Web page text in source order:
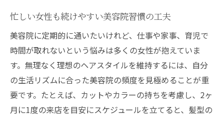
忙しい女性も続けやすい美容院習慣の工夫
美容院に定期的に通いたいけれど、仕事や家事、育児で
時間が取れないという悩みは多くの女性が抱えていま
す。無理なく理想のヘアスタイルを維持するには、自分
の生活リズムに合った美容院の頻度を見極めることが重
要です。たとえば、カットやカラーの持ちを考慮し、2ヶ
月に1度の来店を目安にスケジュールを立てると、髪型の